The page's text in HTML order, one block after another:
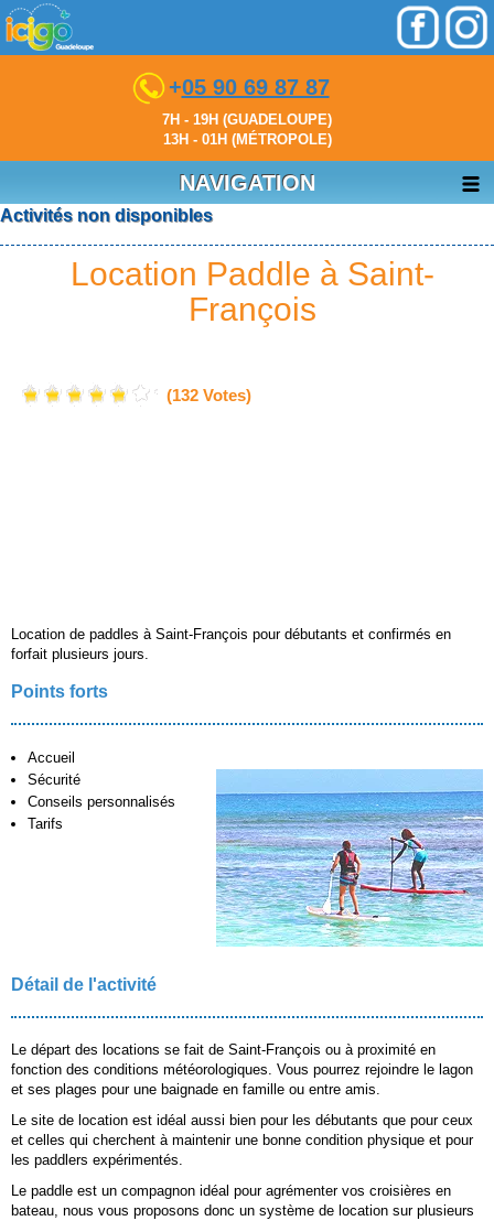
+05 90 69 87 87
7H - 19H (GUADELOUPE)
13H - 01H (MÉTROPOLE)
NAVIGATION
Activités non disponibles
Location Paddle à Saint-
François
(132 Votes)
Location de paddles à Saint-François pour débutants et confirmés en
forfait plusieurs jours.
Points forts
Accueil
Sécurité
Conseils personnalisés
Tarifs
Détail de l'activité
Le départ des locations se fait de Saint-François ou à proximité en
fonction des conditions météorologiques. Vous pourrez rejoindre le lagon
et ses plages pour une baignade en famille ou entre amis.
Le site de location est idéal aussi bien pour les débutants que pour ceux
et celles qui cherchent à maintenir une bonne condition physique et pour
les paddlers expérimentés.
Le paddle est un compagnon idéal pour agrémenter vos croisières en
bateau, nous vous proposons donc un système de location sur plusieurs